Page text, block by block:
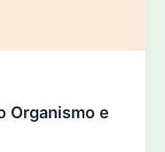
Organismo e